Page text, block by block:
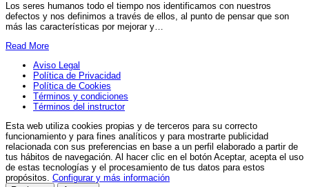
Los seres humanos todo el tiempo nos identificamos con nuestros
defectos y nos definimos a través de ellos, al punto de pensar que son
más las características por mejorar y…
Read More
Aviso Legal
Política de Privacidad
Política de Cookies
Términos y condiciones
Términos del instructor
Esta web utiliza cookies propias y de terceros para su correcto
funcionamiento y para fines analíticos y para mostrarte publicidad
relacionada con sus preferencias en base a un perfil elaborado a partir de
tus hábitos de navegación. Al hacer clic en el botón Aceptar, acepta el uso
de estas tecnologías y el procesamiento de tus datos para estos
propósitos. Configurar y más información